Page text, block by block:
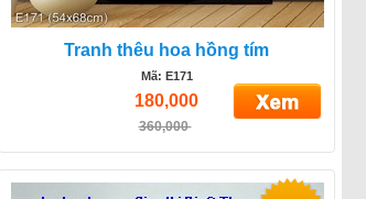
Tranh thêu hoa hồng tím
Mã: E171
180,000
360,000